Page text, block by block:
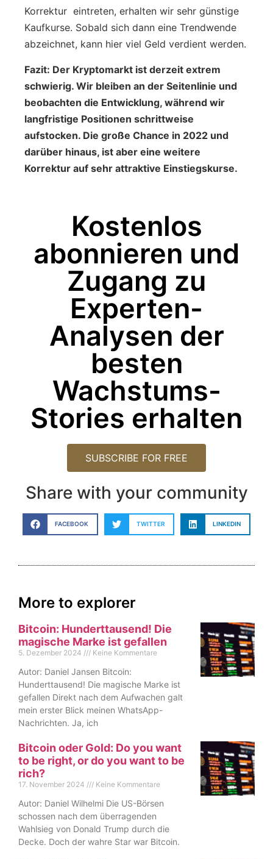
Korrektur eintreten, erhalten wir sehr günstige
Kaufkurse. Sobald sich dann eine Trendwende
abzeichnet, kann hier viel Geld verdient werden.
Fazit: Der Kryptomarkt ist derzeit extrem
schwierig. Wir bleiben an der Seitenlinie und
beobachten die Entwicklung, während wir
langfristige Positionen schrittweise
aufstocken. Die große Chance in 2022 und
darüber hinaus, ist aber eine weitere
Korrektur auf sehr attraktive Einstiegskurse.
Kostenlos
abonnieren und
Zugang zu
Experten-
Analysen der
besten
Wachstums-
Stories erhalten
SUBSCRIBE FOR FREE
Share with your community
FACEBOOK TWITTER LINKEDIN
More to explorer
Bitcoin: Hunderttausend! Die
magische Marke ist gefallen
5. Dezember 2024 Keine Kommentare
Autor: Daniel Jansen Bitcoin:
Hunderttausend! Die magische Marke ist
gefallen Direkt nach dem Aufwachen galt
mein erster Blick meinen WhatsApp-
Nachrichten. Ja, ich
Bitcoin oder Gold: Do you want
to be right, or do you want to be
rich?
17. November 2024 Keine Kommentare
Autor: Daniel Wilhelmi Die US-Börsen
schossen nach dem überragenden
Wahlsieg von Donald Trump durch die
Decke. Doch der wahre Star war Bitcoin.